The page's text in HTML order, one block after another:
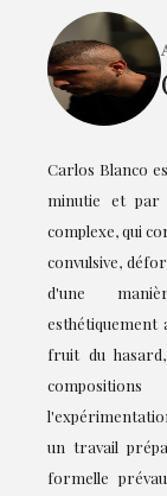
Carlos Blanco
minutie et par
complexe, qui
convulsive,
d'une
esthétiquement
fruit du
un travail
formelle